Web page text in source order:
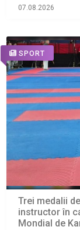
07.08.2026
SPORT
Trei medalii
instructor în
Mondial de